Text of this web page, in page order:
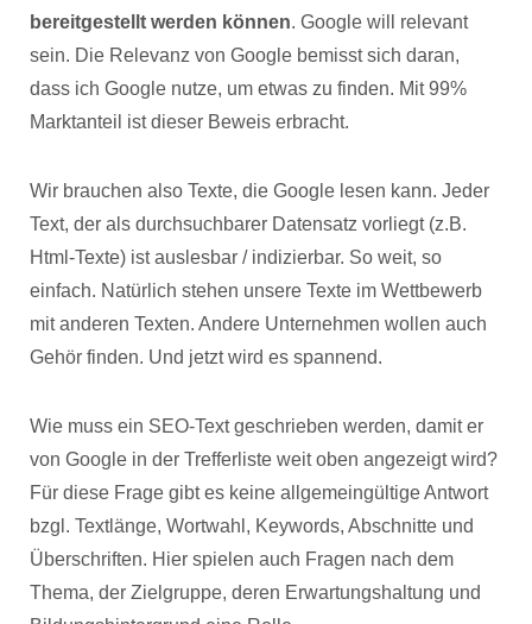
bereitgestellt werden können. Google will relevant
sein. Die Relevanz von Google bemisst sich daran,
dass ich Google nutze, um etwas zu finden. Mit 99%
Marktanteil ist dieser Beweis erbracht.
Wir brauchen also Texte, die Google lesen kann. Jeder
Text, der als durchsuchbarer Datensatz vorliegt (z.B.
Html-Texte) ist auslesbar / indizierbar. So weit, so
einfach. Natürlich stehen unsere Texte im Wettbewerb
mit anderen Texten. Andere Unternehmen wollen auch
Gehör finden. Und jetzt wird es spannend.
Wie muss ein SEO-Text geschrieben werden, damit er
von Google in der Trefferliste weit oben angezeigt wird?
Für diese Frage gibt es keine allgemeingültige Antwort
bzgl. Textlänge, Wortwahl, Keywords, Abschnitte und
Überschriften. Hier spielen auch Fragen nach dem
Thema, der Zielgruppe, deren Erwartungshaltung und